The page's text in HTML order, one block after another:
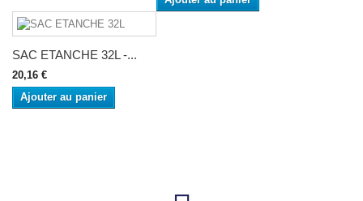
SAC ETANCHE 32L -...
20,16 €
Ajouter au panier